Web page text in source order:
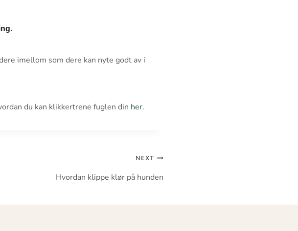
imellom som dere kan nyte godt av i
du kan klikkertrene fuglen din her.
NEXT
Hvordan klippe klør på hunden